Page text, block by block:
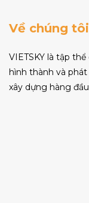
Về chúng tôi
VIETSKY là tập
hình thành và
xây dựng hàng